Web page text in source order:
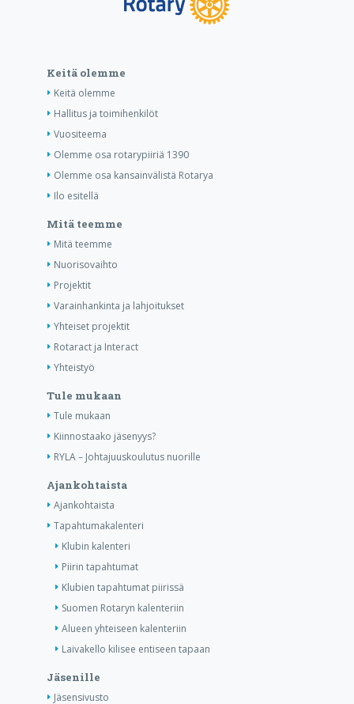
Keitä olemme
Keitä olemme
Hallitus ja toimihenkilöt
Vuositeema
Olemme osa rotarypiiriä 1390
Olemme osa kansainvälistä Rotarya
Ilo esitellä
Mitä teemme
Mitä teemme
Nuorisovaihto
Projektit
Varainhankinta ja lahjoitukset
Yhteiset projektit
Rotaract ja Interact
Yhteistyö
Tule mukaan
Tule mukaan
Kiinnostaako jäsenyys?
RYLA – Johtajuuskoulutus nuorille
Ajankohtaista
Ajankohtaista
Tapahtumakalenteri
Klubin kalenteri
Piirin tapahtumat
Klubien tapahtumat piirissä
Suomen Rotaryn kalenteriin
Alueen yhteiseen kalenteriin
Laivakello kilisee entiseen tapaan
Jäsenille
Jäsensivusto